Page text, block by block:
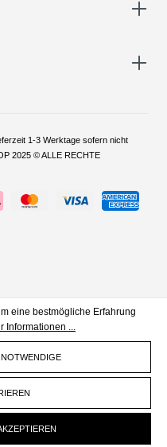
1-3 Werktage sofern nicht
2025 © ALLE RECHTE
eine bestmögliche Erfahrung
Informationen ...